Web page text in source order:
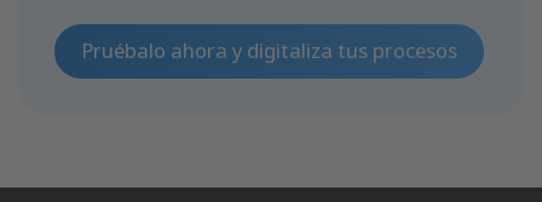
Pruébalo ahora y digitaliza tus procesos